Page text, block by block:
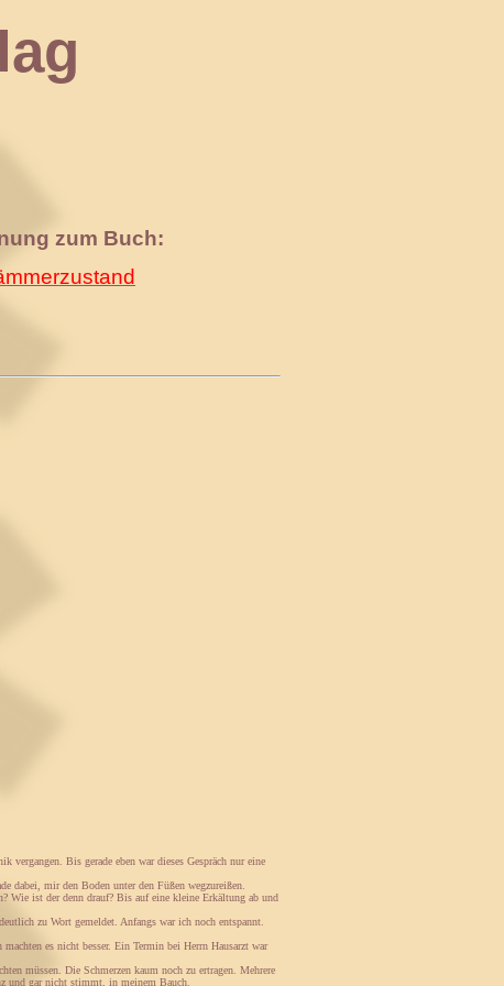
zum Buch:
vergangen. Bis gerade eben war dieses Gespräch nur eine
dabei, mir den Boden unter den Füßen wegzureißen.
Wie ist der denn drauf? Bis auf eine kleine Erkältung ab und
zu Wort gemeldet. Anfangs war ich noch entspannt.
es nicht besser. Ein Termin bei Herrn Hausarzt war
müssen. Die Schmerzen kaum noch zu ertragen. Mehrere
und gar nicht stimmt, in meinem Bauch.